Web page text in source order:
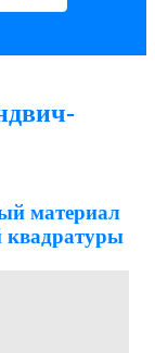
материал
квадратуры